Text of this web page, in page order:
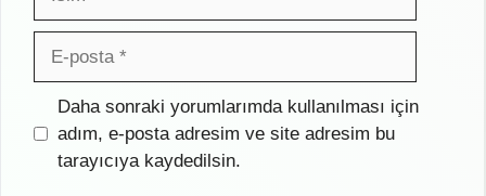
posta
İnternet
sitesi
Daha sonraki yorumlarımda kullanılması için
adım, e-posta adresim ve site adresim bu
tarayıcıya kaydedilsin.